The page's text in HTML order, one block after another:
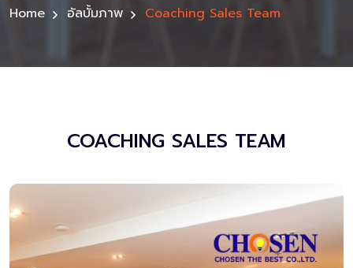
Home อัลบั้มภาพ Coaching Sales Team
COACHING SALES TEAM